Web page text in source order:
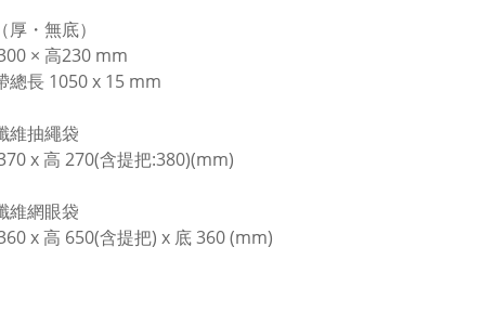
・無底）
× 高230 mm
1050 x 15 mm
維抽繩袋
x 高 270(含提把:380)(mm)
維網眼袋
x 高 650(含提把) x 底 360 (mm)